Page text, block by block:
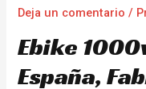
Deja un comentario /
Ebike
España,